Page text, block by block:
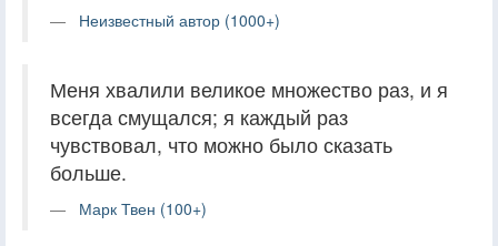
Неизвестный автор (1000+)
Меня хвалили великое множество раз, и я
всегда смущался; я каждый раз
чувствовал, что можно было сказать
больше.
Марк Твен (100+)